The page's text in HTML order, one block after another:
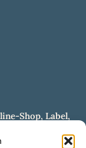
Shop, Label,
und